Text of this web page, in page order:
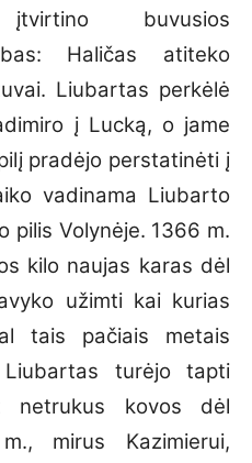
buvusios
Haličas atiteko
Liubartas perkėlė
į Lucką, o jame
pradėjo perstatinėti į
vadinama Liubarto
pilis Volynėje. 1366 m.
kilo naujas karas dėl
užimti kai kurias
tais pačiais metais
turėjo tapti
netrukus kovos dėl
mirus Kazimierui,